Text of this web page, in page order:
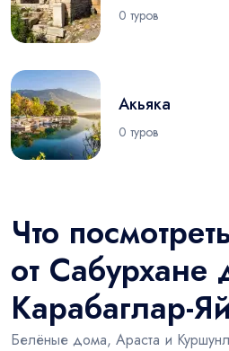
0 туров
Акьяка
0 туров
Что
от Сабурхане
Карабаглар-
Белёные дома, Араста и